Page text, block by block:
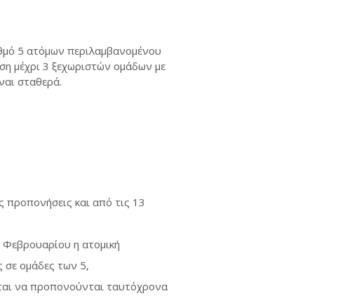
5 ατόμων περιλαμβανομένου
μέχρι 3 ξεχωριστών ομάδων με
σταθερά.
προπονήσεις και από τις 13
η ατομική
σε ομάδες των 5,
να προπονούνται ταυτόχρονα